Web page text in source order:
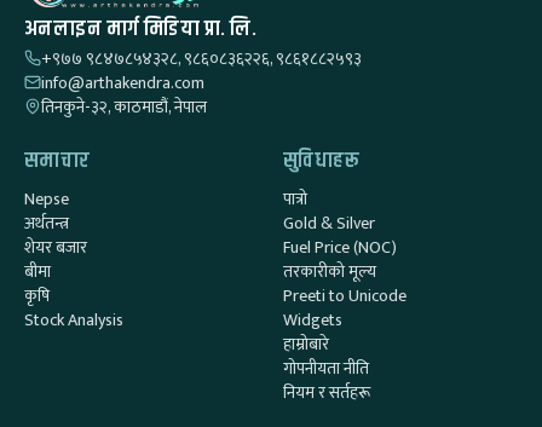
अनलाइन मार्ग मिडिया प्रा. लि.
+९७७ ९८४७८५४३२८, ९८६०८३६२२६, ९८६१८८२५९३
info@arthakendra.com
तिनकुने-३२, काठमाडौं, नेपाल
समाचार
Nepse
अर्थतन्त्र
शेयर बजार
बीमा
कृषि
Stock Analysis
सुविधाहरू
पात्रो
Gold & Silver
Fuel Price (NOC)
तरकारीको मूल्य
Preeti to Unicode
Widgets
हाम्रोबारे
गोपनीयता नीति
नियम र सर्तहरू